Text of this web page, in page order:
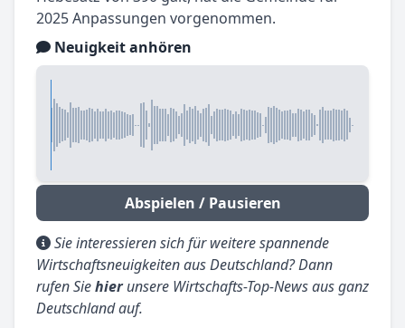
2025 Anpassungen vorgenommen.
Neuigkeit anhören
Abspielen / Pausieren
Sie interessieren sich für weitere spannende
Wirtschaftsneuigkeiten aus Deutschland? Dann
rufen Siehierunsere Wirtschafts-Top-News aus ganz
Deutschland auf.